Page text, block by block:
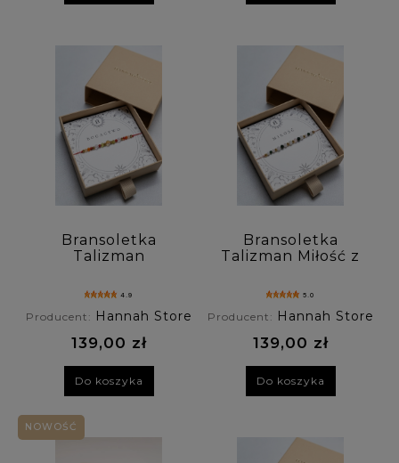
Bransoletka
Talizman
cytrynu, peridotu,
karneolu,
kryształu
górskiego
4.9
Producent: Hannah Store
139,00 zł
Do koszyka
Bransoletka
Talizman Miłość z
szmaragdu Nilu,
kamienia
księżycowego
5.0
Producent: Hannah Store
139,00 zł
Do koszyka
NOWOŚĆ